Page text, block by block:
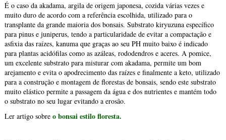
É o caso da akadama, argila de origem japonesa, cozida várias vezes e
muito duro de acordo com a referência escolhida, utilizado para o
transplante da grande maioria dos bonsais. Substrato kiryuzuna específico
para pinus e juniperus, tendo a particularidade de evitar a compactação e
asfixia das raízes, kanuma que graças ao seu PH muito baixo é indicado
para plantas acidófilas como as azáleas, rododendros e aceres. A pomice,
um excelente substrato para misturar com akadama, permite um bom
arejamento e evita o apodrecimento das raízes e finalmente a keto, utilizado
para a construção e montagem de florestas de bonsais, sendo este substrato
muito elástico permite a passagem da água e dos nutrientes e mantém todo
o substrato no seu lugar evitando a erosão.
Ler artigo sobre o bonsai estilo floresta.